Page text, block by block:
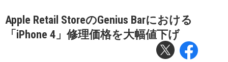
Apple Retail StoreのGenius Barにおける
「iPhone 4」修理価格を大幅値下げ